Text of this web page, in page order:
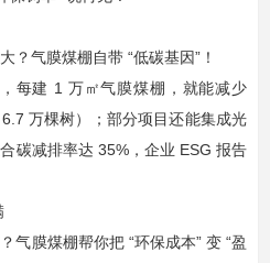
？气膜煤棚自带 “低碳基因”！​
每建 1 万㎡气膜煤棚，就能减少
万棵树）；部分项目还能集成光
碳减排率达 35%，企业 ESG 报告
气膜煤棚帮你把 “环保成本” 变 “盈